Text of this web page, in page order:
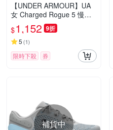
【UNDER ARMOUR】UA
女 Charged Rogue 5 慢跑
鞋_3028262-001
$1,152 9折
5 (1)
限時下殺 券
補貨中